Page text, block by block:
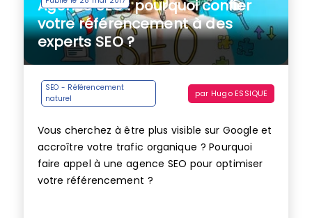
Agence SEO : pourquoi confier
votre référencement à des
experts SEO ?
SEO - Référencement
naturel
par Hugo ESSIQUE
Vous cherchez à être plus visible sur Google et
accroître votre trafic organique ? Pourquoi
faire appel à une agence SEO pour optimiser
votre référencement ?